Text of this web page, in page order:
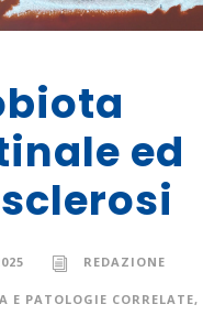
ed
REDAZIONE
E PATOLOGIE CORRELATE,